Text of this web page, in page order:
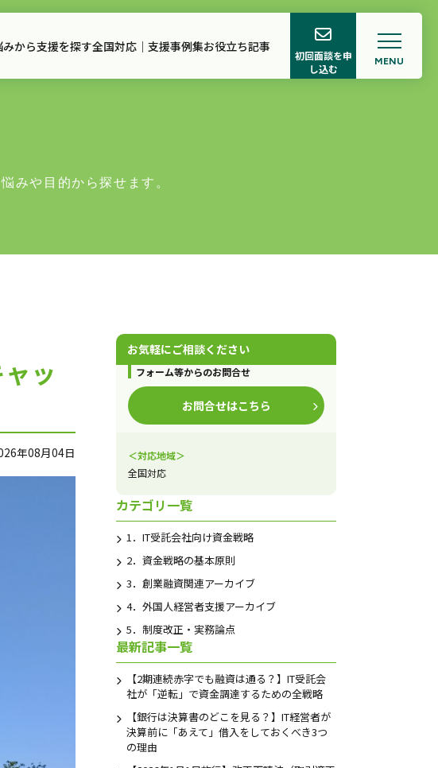
みから支援を探す
サービス一覧
全国対応｜支援事例集お役立ち記事
初回面談を申
し込む
MENU
みや目的から探せます。
ッ
年08月04日
お気軽にご相談ください
フォーム等からのお問合せ
お問合せはこちら
＜対応地域＞
全国対応
カテゴリ一覧
1．IT受託会社向け資金戦略
2．資金戦略の基本原則
3．創業融資関連アーカイブ
4．外国人経営者支援アーカイブ
5．制度改正・実務論点
最新記事一覧
【2期連続赤字でも融資は通る？】IT受託会
社が「逆転」で資金調達するための全戦略
【銀行は決算書のどこを見る？】IT経営者が
決算前に「あえて」借入をしておくべき3つ
の理由
。